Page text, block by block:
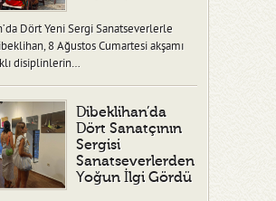
Dört Yeni Sergi Sanatseverlerle
8 Ağustos Cumartesi akşamı
disiplinlerin…
Dibeklihan’da
Dört Sanatçının
Sergisi
Sanatseverlerden
Yoğun İlgi Gördü